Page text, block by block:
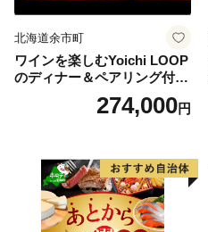
北海道余市町
ワインを楽しむYoichi LOOP
のディナー＆ペアリング付宿
泊プラン＜デラックスツイン
274,000円